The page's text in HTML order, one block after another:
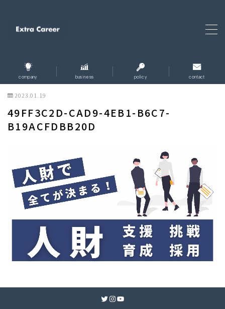
MENU
ホーム
企業情報
企業理念 policy
お問い合わせ contact
個人情報保護方針
company business policy contact
2023.01.19
49FF3C2D-CAD9-4EB1-B6C7-
B19ACFDBB20D
Twitter InstagramYouTube